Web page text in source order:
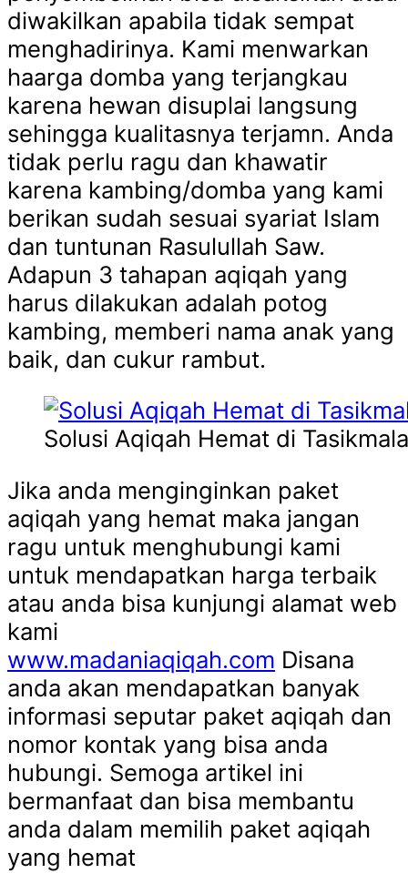
diwakilkan apabila tidak sempat
menghadirinya. Kami menwarkan
haarga domba yang terjangkau
karena hewan disuplai langsung
sehingga kualitasnya terjamn. Anda
tidak perlu ragu dan khawatir
karena kambing/domba yang kami
berikan sudah sesuai syariat Islam
dan tuntunan Rasulullah Saw.
Adapun 3 tahapan aqiqah yang
harus dilakukan adalah potog
kambing, memberi nama anak yang
baik, dan cukur rambut.
Solusi Aqiqah Hemat di
Jika anda menginginkan paket
aqiqah yang hemat maka jangan
ragu untuk menghubungi kami
untuk mendapatkan harga terbaik
atau anda bisa kunjungi alamat web
kami
www.madaniaqiqah.com Disana
anda akan mendapatkan banyak
informasi seputar paket aqiqah dan
nomor kontak yang bisa anda
hubungi. Semoga artikel ini
bermanfaat dan bisa membantu
anda dalam memilih paket aqiqah
yang hemat